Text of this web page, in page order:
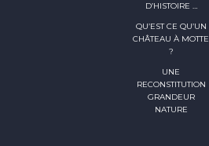
D’HISTOIRE …
QU’EST CE QU’UN
CHÂTEAU À MOTTE
?
UNE
RECONSTITUTION
GRANDEUR
NATURE